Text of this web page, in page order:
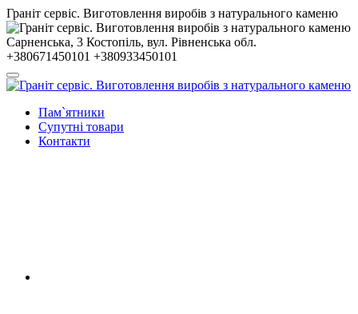
Гранiт сервiс. Виготовлення виробів з натурального каменю
Сарненська, 3 Костопiль, вул. Рiвненська обл.
+380671450101 +380933450101
Пам`ятники
Супутні товари
Контакти